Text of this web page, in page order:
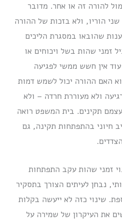
להורה זה או אחר. מדובר
הוריו, ולא בזכות של ההורה
שהובאו במסגרת הליכים
זמני שהות בשל ויכוחים או
אין חשש ממשי לפגיעה
האם ההורה יכול לשמש דמות
ולא מעוררת חרדה – ולא
תקינים. בית המשפט רואה
חיוני בהתפתחות תקינה, גם
זמני שהות עקב התפתחות
נבחן לעיתים הצורך בתסקיר
שינוי כזה לא ייעשה בקלות
את העיקרון של שמירה על